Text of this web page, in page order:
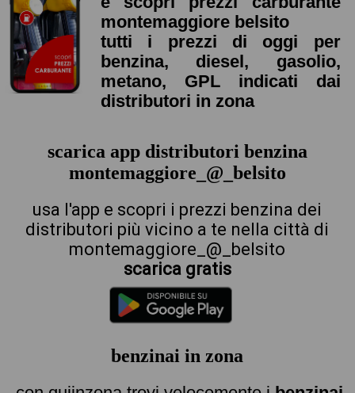
montemaggiore belsito
tutti i prezzi di oggi per
benzina, diesel, gasolio,
metano, GPL indicati dai
distributori in zona
scarica app distributori benzina
montemaggiore_@_belsito
usa l'app e scopri i prezzi benzina dei
distributori più vicino a te nella città di
montemaggiore_@_belsito
scarica gratis
benzinai in zona